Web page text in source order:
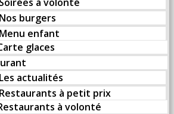
Nos burgers
Menu enfant
glaces
Les actualités
Restaurants à petit prix
à volonté